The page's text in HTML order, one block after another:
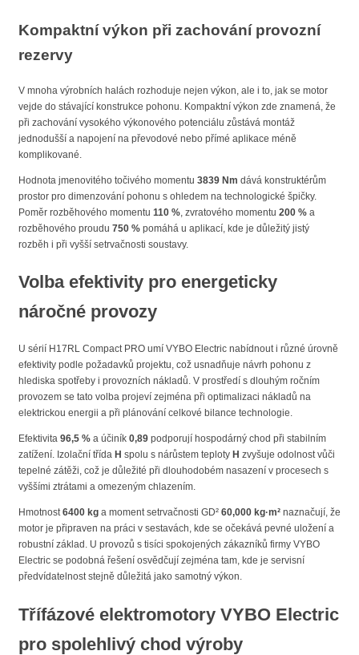
Kompaktní výkon při zachování provozní
rezervy
V mnoha výrobních halách rozhoduje nejen výkon, ale i to, jak se motor
vejde do stávající konstrukce pohonu. Kompaktní výkon zde znamená, že
při zachování vysokého výkonového potenciálu zůstává montáž
jednodušší a napojení na převodové nebo přímé aplikace méně
komplikované.
Hodnota jmenovitého točivého momentu 3839 Nm dává konstruktérům
prostor pro dimenzování pohonu s ohledem na technologické špičky.
Poměr rozběhového momentu 110 % , zvratového momentu 200 % a
rozběhového proudu 750 % pomáhá u aplikací, kde je důležitý jistý
rozběh i při vyšší setrvačnosti soustavy.
Volba efektivity pro energeticky
náročné provozy
U sérií H17RL Compact PRO umí VYBO Electric nabídnout i různé úrovně
efektivity podle požadavků projektu, což usnadňuje návrh pohonu z
hlediska spotřeby i provozních nákladů. V prostředí s dlouhým ročním
provozem se tato volba projeví zejména při optimalizaci nákladů na
elektrickou energii a při plánování celkové bilance technologie.
Efektivita 96,5 % a účiník 0,89 podporují hospodárný chod při stabilním
zatížení. Izolační třída H spolu s nárůstem teploty H zvyšuje odolnost vůči
tepelné zátěži, což je důležité při dlouhodobém nasazení v procesech s
vyššími ztrátami a omezeným chlazením.
Hmotnost6400 kg a moment setrvačnosti GD² 60,000 kg·m² naznačují, že
motor je připraven na práci v sestavách, kde se očekává pevné uložení a
robustní základ. U provozů s tisíci spokojených zákazníků firmy VYBO
Electric se podobná řešení osvědčují zejména tam, kde je servisní
předvídatelnost stejně důležitá jako samotný výkon.
Třífázové elektromotory VYBO Electric
pro spolehlivý chod výroby